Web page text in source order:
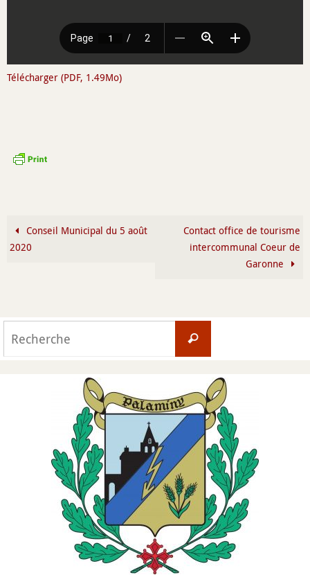
Télécharger (PDF, 1.49Mo)
Conseil Municipal du 5 août
2020
Contact office de tourisme
intercommunal Coeur de
Garonne
Recherche